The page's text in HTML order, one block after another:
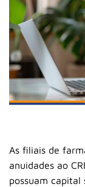
As filiais de
anuidades ao
possuam